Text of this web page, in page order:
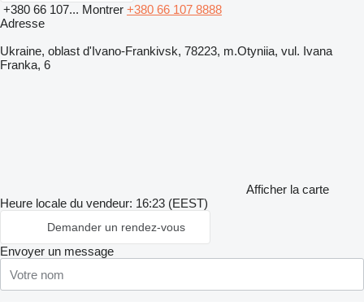
+380 66 107... Montrer +380 66 107 8888
Adresse
Ukraine, oblast d'Ivano-Frankivsk, 78223, m.Otyniia, vul. Ivana
Franka, 6
Afficher la carte
Heure locale du vendeur: 16:23 (EEST)
Demander un rendez-vous
Envoyer un message